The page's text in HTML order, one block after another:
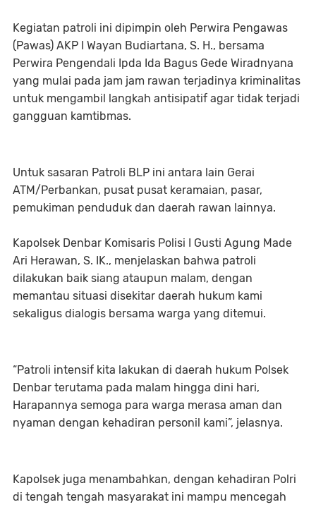
Kegiatan patroli ini dipimpin oleh Perwira Pengawas
(Pawas) AKP I Wayan Budiartana, S. H., bersama
Perwira Pengendali Ipda Ida Bagus Gede Wiradnyana
yang mulai pada jam jam rawan terjadinya kriminalitas
untuk mengambil langkah antisipatif agar tidak terjadi
gangguan kamtibmas.
Untuk sasaran Patroli BLP ini antara lain Gerai
ATM/Perbankan, pusat pusat keramaian, pasar,
pemukiman penduduk dan daerah rawan lainnya.
Kapolsek Denbar Komisaris Polisi I Gusti Agung Made
Ari Herawan, S. IK., menjelaskan bahwa patroli
dilakukan baik siang ataupun malam, dengan
memantau situasi disekitar daerah hukum kami
sekaligus dialogis bersama warga yang ditemui.
“Patroli intensif kita lakukan di daerah hukum Polsek
Denbar terutama pada malam hingga dini hari,
Harapannya semoga para warga merasa aman dan
nyaman dengan kehadiran personil kami”, jelasnya.
Kapolsek juga menambahkan, dengan kehadiran Polri
di tengah tengah masyarakat ini mampu mencegah